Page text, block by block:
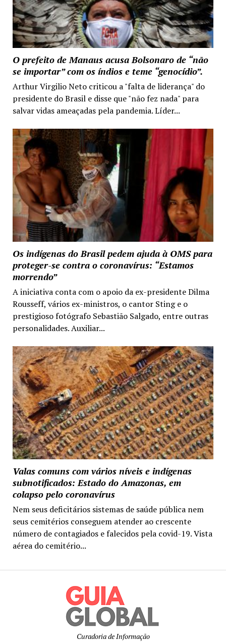
O prefeito de Manaus acusa Bolsonaro de “não
se importar” com os índios e teme “genocídio”.
Arthur Virgilio Neto criticou a "falta de liderança" do
presidente do Brasil e disse que "não fez nada" para
salvar vidas ameaçadas pela pandemia. Líder...
Os indígenas do Brasil pedem ajuda à OMS para
proteger-se contra o coronavírus: “Estamos
morrendo”
A iniciativa conta com o apoio da ex-presidente Dilma
Rousseff, vários ex-ministros, o cantor Sting e o
prestigioso fotógrafo Sebastião Salgado, entre outras
personalidades. Auxiliar...
Valas comuns com vários níveis e indígenas
subnotificados: Estado do Amazonas, em
colapso pelo coronavírus
Nem seus deficitários sistemas de saúde pública nem
seus cemitérios conseguem atender ao crescente
número de contagiados e falecidos pela covid-19. Vista
aérea do cemitério...
Curadoria de Informação